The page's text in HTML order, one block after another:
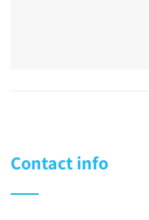
Contact info